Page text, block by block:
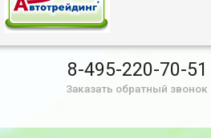
8-495-220-70-51
Заказать обратный звонок